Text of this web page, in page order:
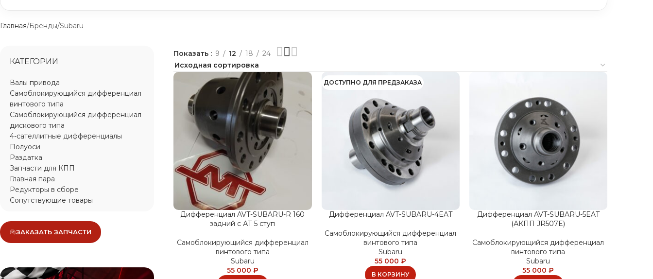
Главная Бренды Subaru
КАТЕГОРИИ
Валы привода
Самоблокирующийся дифференциал
винтового типа
Самоблокирующийся дифференциал
дискового типа
4-сателлитные дифференциалы
Полуоси
Раздатка
Запчасти для КПП
Главная пара
Редукторы в сборе
Сопутствующие товары
ЗАКАЗАТЬ ЗАПЧАСТИ
Показать 9 12 18 24
Дифференциал AVT-SUBARU-R 160
задний с АТ 5 ступ
Самоблокирующийся дифференциал
винтового типа
Subaru
55 000 ₽
ДОСТУПНО ДЛЯ ПРЕДЗАКАЗА
Дифференциал AVT-SUBARU-4EAT
Самоблокирующийся дифференциал
винтового типа
Subaru
55 000₽
В КОРЗИНУ
Дифференциал AVT-SUBARU-5EAT
(АКПП JR507E)
Самоблокирующийся дифференциал
винтового типа
Subaru
55 000₽